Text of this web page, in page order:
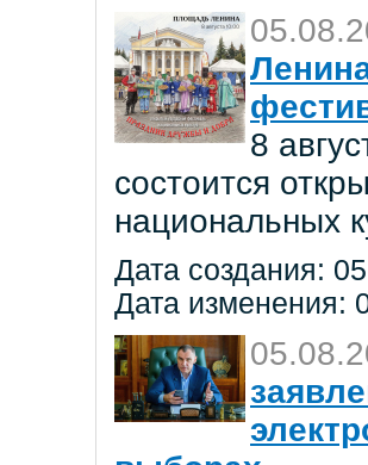
8
состоится
национальных
Дата создания:
Дата изменения: